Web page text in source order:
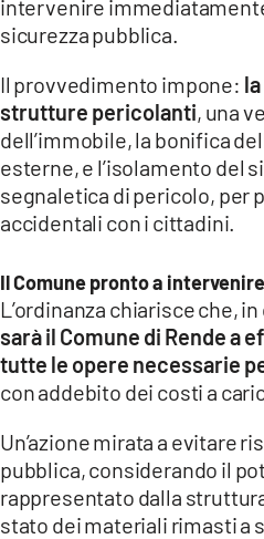
COSENZACHANNEL.IT
CATANZAROCHANNEL.IT
LACAPITALENEWS.IT
App
ANDROID
APPLE
intervenire
sicurezza pubblica.
Il provvedimento impone:
strutture pericolanti, una
dell’immobile, la bonifica
esterne, e l’isolamento del
segnaletica di pericolo, per
accidentali con i cittadini.
Il Comune pronto a
L’ordinanza chiarisce che,
sarà il Comune di Rende a
tutte le opere necessarie
con addebito dei costi a
Un’azione mirata a evitare
pubblica, considerando il
rappresentato dalla
stato dei materiali rimasti a